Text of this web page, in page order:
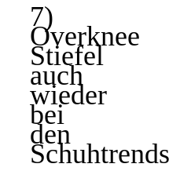
7)
Overknee
Stiefel
auch
wieder
bei
den
Schuhtrends